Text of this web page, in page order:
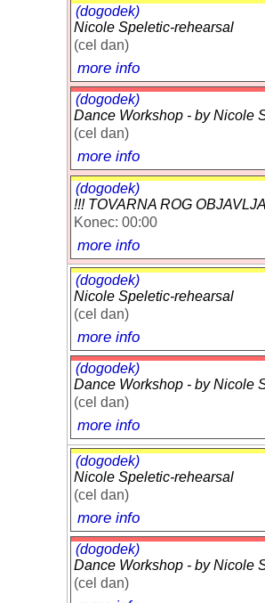
(dogodek)
Nicole Speletic-rehearsal
(cel dan)
more info
(dogodek)
Dance Workshop - by Nicole
(cel dan)
more info
(dogodek)
!!! TOVARNA ROG
Konec: 00:00
more info
(dogodek)
Nicole Speletic-rehearsal
(cel dan)
more info
(dogodek)
Dance Workshop - by Nicole
(cel dan)
more info
(dogodek)
Nicole Speletic-rehearsal
(cel dan)
more info
(dogodek)
Dance Workshop - by Nicole
(cel dan)